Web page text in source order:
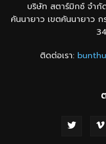
บริษัท สตาร์มิกซ์ จำ
คันนายาว เขตคันนายาว
ติดต่อเรา: